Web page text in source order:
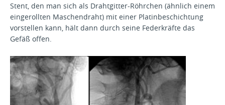
Stent, den man sich als Drahtgitter-Röhrchen (ähnlich einem
eingerollten Maschendraht) mit einer Platinbeschichtung
vorstellen kann, hält dann durch seine Federkräfte das
Gefäß offen.